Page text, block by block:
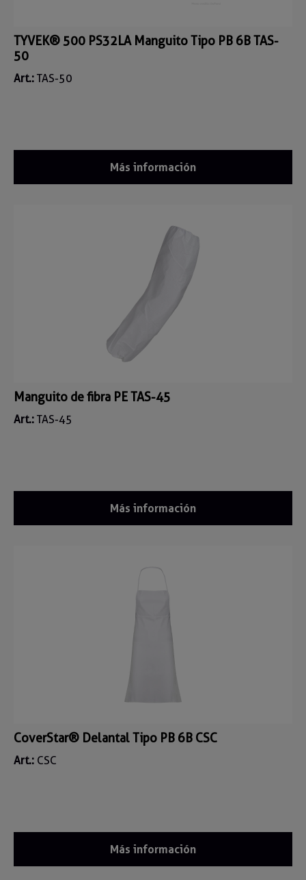
TYVEK® 500 PS32LA Manguito Tipo PB 6B TAS-
50
Art.: TAS-50
Más información
Manguito de fibra PE TAS-45
Art.: TAS-45
Más información
CoverStar® Delantal Tipo PB 6B CSC
Art.: CSC
Más información